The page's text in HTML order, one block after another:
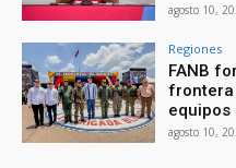
agosto 10,
Regiones
FANB
frontera
agosto 10,